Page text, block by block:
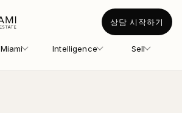
Miami Intelligence Sell
상담 시작하기